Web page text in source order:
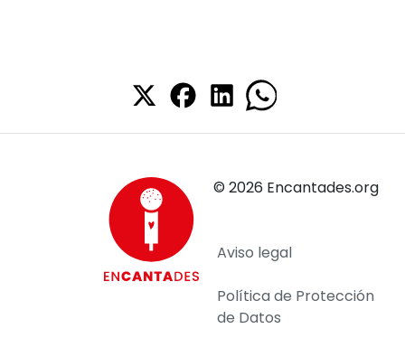
© 2026 Encantades.org
Aviso legal
Política de Protección
de Datos